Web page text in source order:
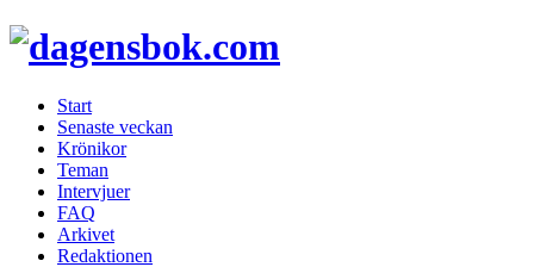
Start
Senaste veckan
Krönikor
Teman
Intervjuer
FAQ
Arkivet
Redaktionen